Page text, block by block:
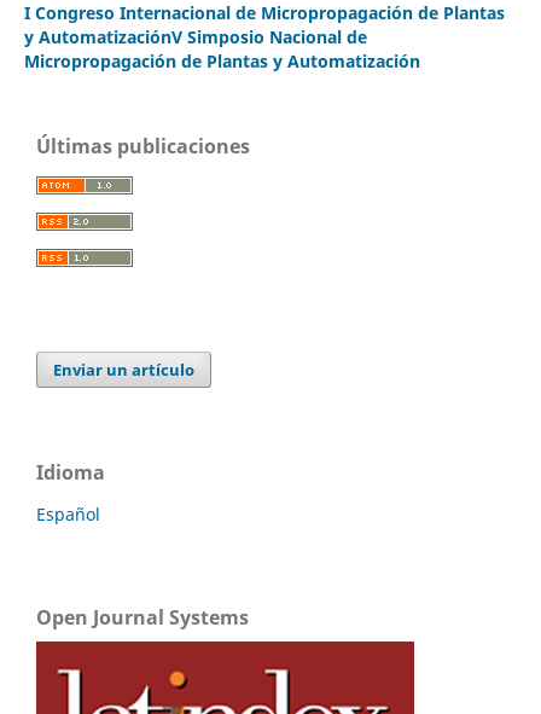
I Congreso Internacional de Micropropagación de Plantas
y AutomatizaciónV Simposio Nacional de
Micropropagación de Plantas y Automatización
Últimas publicaciones
Enviar un artículo
Idioma
Español
Open Journal Systems